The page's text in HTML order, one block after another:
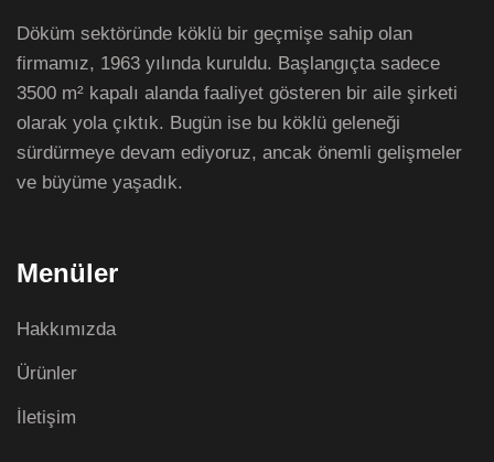
Döküm sektöründe köklü bir geçmişe sahip olan
firmamız, 1963 yılında kuruldu. Başlangıçta sadece
3500 m² kapalı alanda faaliyet gösteren bir aile şirketi
olarak yola çıktık. Bugün ise bu köklü geleneği
sürdürmeye devam ediyoruz, ancak önemli gelişmeler
ve büyüme yaşadık.
Menüler
Hakkımızda
Ürünler
İletişim